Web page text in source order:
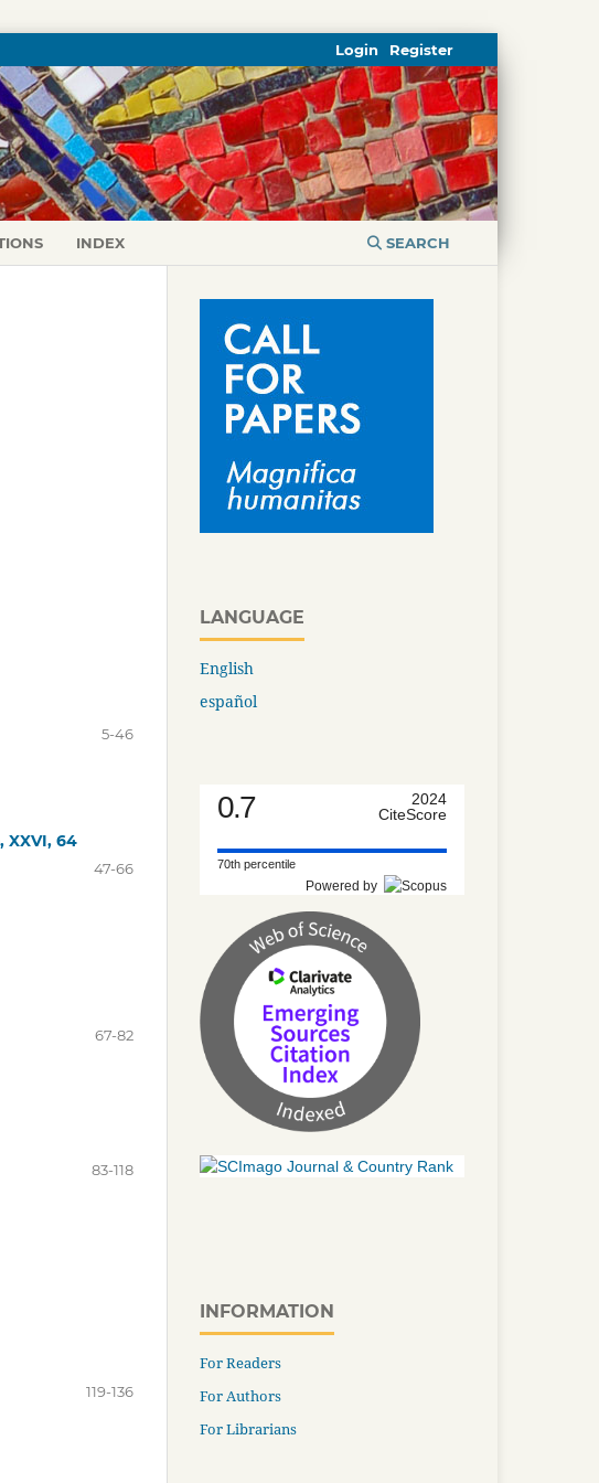
INDEX SEARCH
Register
Login
5-46
XXVI, 64
47-66
67-82
83-118
119-136
LANGUAGE
English
español
0.7
2024
CiteScore
70th percentile
Powered by
INFORMATION
For Readers
For Authors
For Librarians